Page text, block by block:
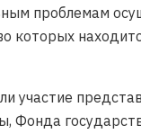
проблемам
которых
участие
Фонда